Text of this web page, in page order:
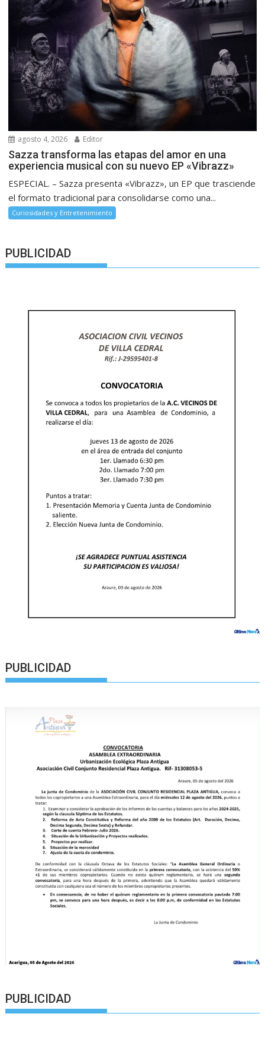
agosto 4, 2026 Editor
Sazza transforma las etapas del amor en una
experiencia musical con su nuevo EP «Vibrazz»
ESPECIAL. – Sazza presenta «Vibrazz», un EP que trasciende
el formato tradicional para consolidarse como una...
Curiosidades y Entretenimiento
PUBLICIDAD
PUBLICIDAD
PUBLICIDAD